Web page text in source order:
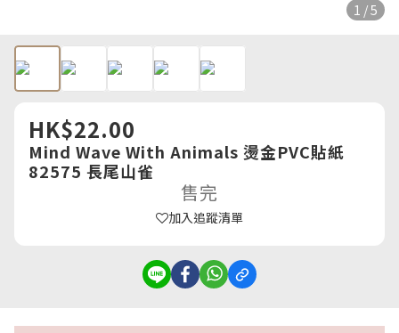
1 / 5
HK$22.00
Mind Wave With Animals 燙金PVC貼紙
82575 長尾山雀
售完
加入追蹤清單